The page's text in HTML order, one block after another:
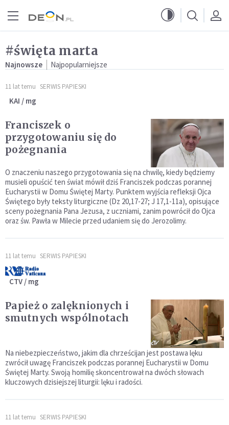
#święta marta
Najnowsze Najpopularniejsze
11 lat temu SERWIS PAPIESKI
KAI / mg
Franciszek o
przygotowaniu się do
pożegnania
O znaczeniu naszego przygotowania się na chwilę, kiedy będziemy
musieli opuścić ten świat mówił dziś Franciszek podczas porannej
Eucharystii w Domu Świętej Marty. Punktem wyjścia refleksji Ojca
Świętego były teksty liturgiczne (Dz 20,17-27; J 17,1-11a), opisujące
sceny pożegnania Pana Jezusa, z uczniami, zanim powrócił do Ojca
oraz św. Pawła w Milecie przed udaniem się do Jerozolimy.
11 lat temu SERWIS PAPIESKI
CTV / mg
Papież o zalęknionych i
smutnych wspólnotach
Na niebezpieczeństwo, jakim dla chrześcijan jest postawa lęku
zwrócił uwagę Franciszek podczas porannej Eucharystii w Domu
Świętej Marty. Swoją homilię skoncentrował na dwóch słowach
kluczowych dzisiejszej liturgii: lęku i radości.
11 lat temu SERWIS PAPIESKI